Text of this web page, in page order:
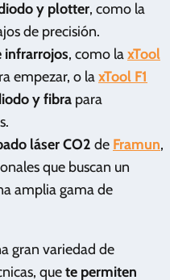
y plotter, como la
de precisión.
infrarrojos, como laxTool
empezar, o laxTool F1
y fibra para
láser CO2 de Framun,
que buscan un
amplia gama de
gran variedad de
quete permiten